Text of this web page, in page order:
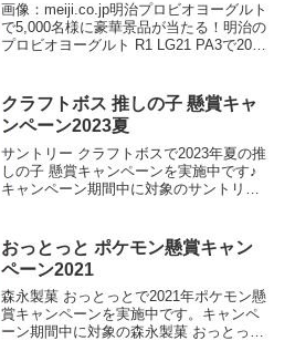
画像：meiji.co.jp明治プロビオヨーグルト
で5,000名様に豪華景品が当たる！明治の
プロビオヨーグルト R1 LG21 PA3で2016
ロビオヨーグルトを購入...
クラフトボス 推しの子 懸賞キャ
ンペーン2023夏
サントリー クラフトボスで2023年夏の推
しの子 懸賞キャンペーンを実施中です♪
キャンペーン期間中に対象のサントリー
ルサコッシュなどが当たります。
おっとっと ポケモン懸賞キャン
ペーン2021
森永製菓 おっとっとで2021年ポケモン懸
賞キャンペーンを実施中です。キャンペ
ーン期間中に対象の森永製菓 おっとっと